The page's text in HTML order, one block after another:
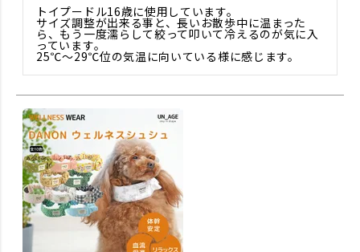
トイプードル16歳に使用しています。
サイズ調整が出来る事と、長いお散歩中に温まった
ら、もう一度濡らして絞って叩いて冷えるのが気に入
っています。
25℃〜29℃位の気温に向いている様に感じます。